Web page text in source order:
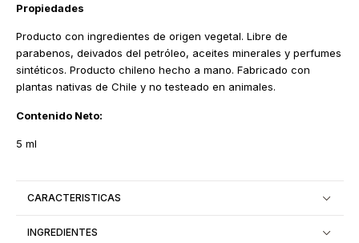
Propiedades
Producto con ingredientes de origen vegetal. Libre de
parabenos, deivados del petróleo, aceites minerales y perfumes
sintéticos. Producto chileno hecho a mano. Fabricado con
plantas nativas de Chile y no testeado en animales.
Contenido Neto:
5 ml
CARACTERISTICAS
INGREDIENTES